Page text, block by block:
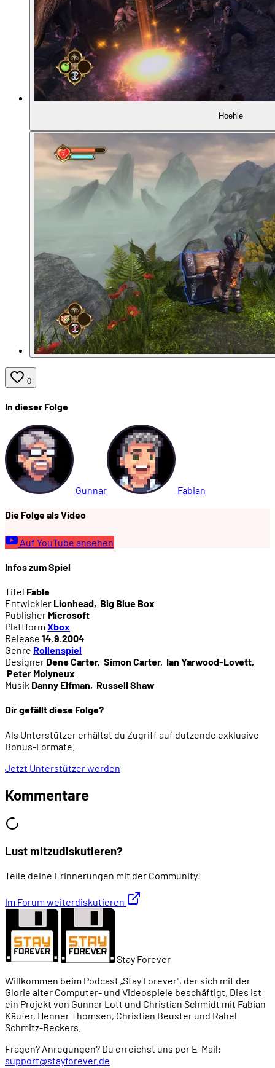
Hoehle
0
In dieser Folge
Gunnar Fabian
Die Folge als Video
Auf YouTube ansehen
Infos zum Spiel
Titel Fable
Entwickler Lionhead, Big Blue Box
Publisher Microsoft
Plattform Xbox
Release 14.9.2004
Genre Rollenspiel
Designer Dene Carter, Simon Carter, Ian Yarwood-Lovett,
Peter Molyneux
Musik Danny Elfman, Russell Shaw
Dir gefällt diese Folge?
Als Unterstützer erhältst du Zugriff auf dutzende exklusive
Bonus-Formate.
Jetzt Unterstützer werden
Kommentare
Lust mitzudiskutieren?
Teile deine Erinnerungen mit der Community!
Im Forum weiterdiskutieren
Stay Forever
Willkommen beim Podcast „Stay Forever", der sich mit der
Glorie alter Computer- und Videospiele beschäftigt. Dies ist
ein Projekt von Gunnar Lott und Christian Schmidt mit Fabian
Käufer, Henner Thomsen, Christian Beuster und Rahel
Schmitz-Beckers.
Fragen? Anregungen? Du erreichst uns per E-Mail:
support@stayforever.de